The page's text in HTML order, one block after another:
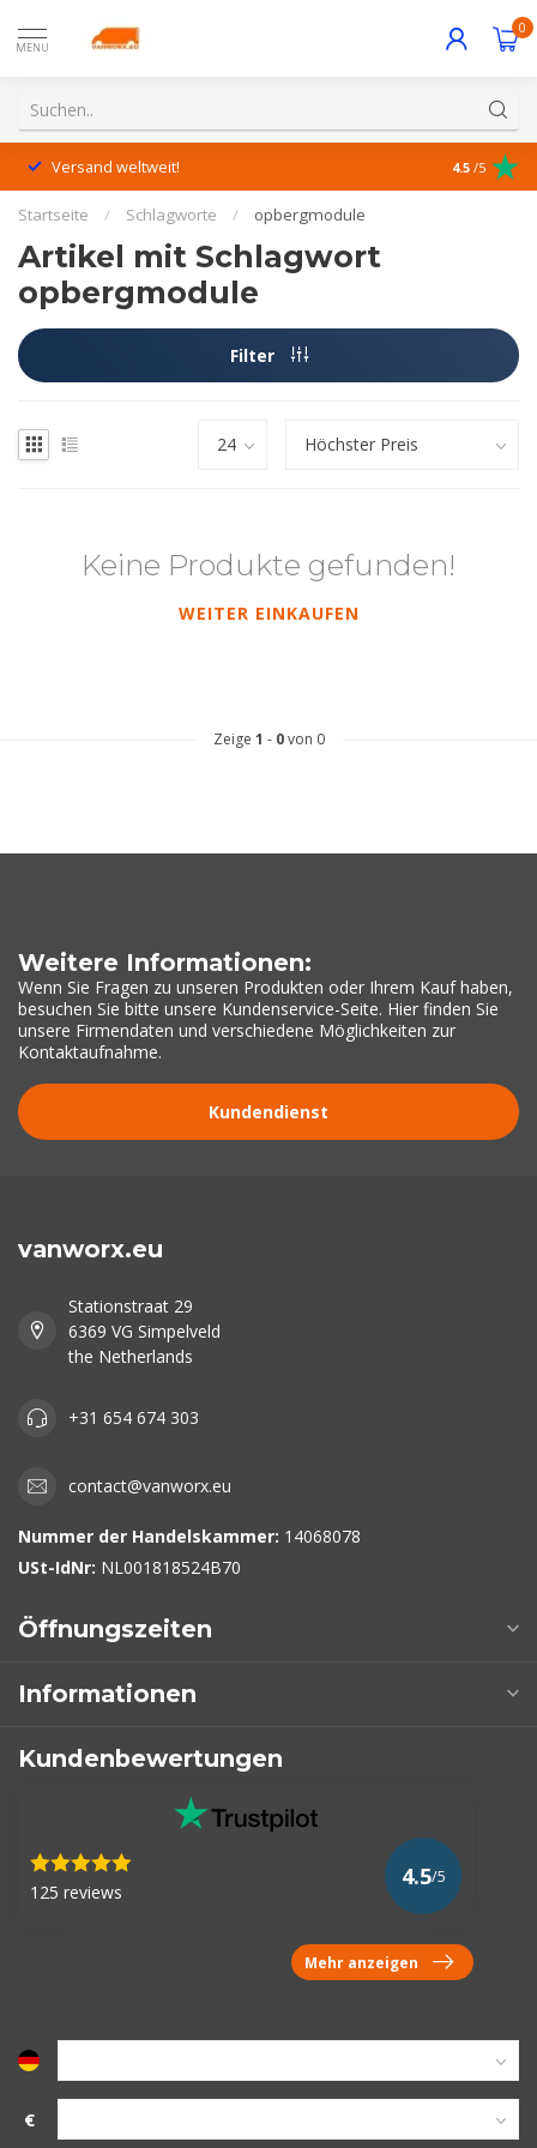
MENU
0
Versand weltweit! 4.5 /5
Startseite / Schlagworte / opbergmodule
Artikel mit Schlagwort
opbergmodule
Filter
Keine Produkte gefunden!
WEITER EINKAUFEN
Zeige 1 - 0von 0
Weitere Informationen:
Wenn Sie Fragen zu unseren Produkten oder Ihrem Kauf haben,
besuchen Sie bitte unsere Kundenservice-Seite. Hier finden Sie
unsere Firmendaten und verschiedene Möglichkeiten zur
Kontaktaufnahme.
Kundendienst
vanworx.eu
Stationstraat 29
6369 VG Simpelveld
the Netherlands
+31 654 674 303
contact@vanworx.eu
Nummer der Handelskammer: 14068078
USt-IdNr: NL001818524B70
Öffnungszeiten
Informationen
Kundenbewertungen
125 reviews
4.5/5
Mehr anzeigen
€